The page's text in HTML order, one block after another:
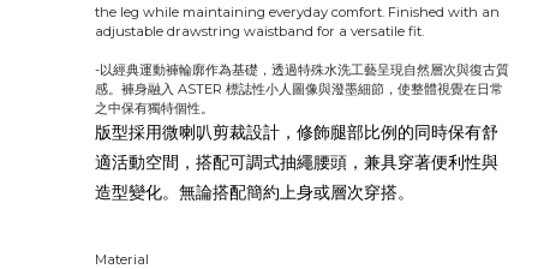
the leg while maintaining everyday comfort. Finished with an
adjustable drawstring waistband for a versatile fit.
-以經典運動褲輪廓作為基礎，透過特殊水洗工藝呈現自然層次與復古質
感。褲身融入 ASTER 標誌性小人圖像與潑墨細節，使整體視覺在日常
之中保有獨特個性。
版型採用微喇叭剪裁設計，修飾腿部比例的同時保有舒
適活動空間，搭配可調式抽繩腰頭，兼具穿著便利性與
造型變化。無論搭配簡約上身或層次穿搭。
Material